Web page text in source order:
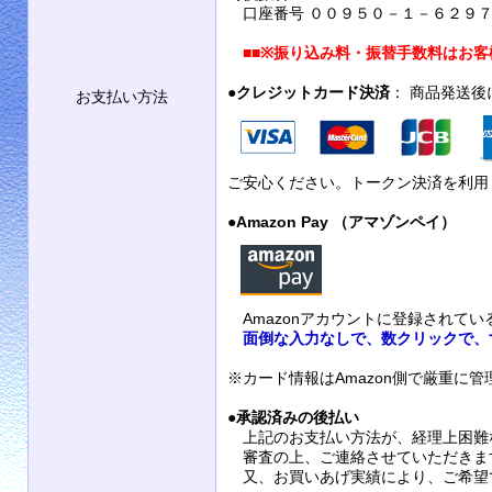
お支払い方法
口座番号 ００９５０－１－６２９
■■※振り込み料・振替手数料はお
●クレジットカード決済 ： 商品発送
ご安心ください。トークン決済を利
●Amazon Pay （アマゾンペイ）
Amazonアカウントに登録されてい
面倒な入力なしで、数クリックで
※カード情報はAmazon側で厳重に管
●承認済みの後払い
上記のお支払い方法が、経理上困
審査の上、ご連絡させていただきま
又、お買いあげ実績により、ご希